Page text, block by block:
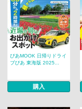
ぴあMOOK 日帰りドライ
ブぴあ 東海版 2025...
購入